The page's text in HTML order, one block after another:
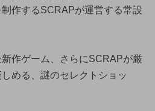
制作するSCRAPが運営する常設
作ゲーム、さらにSCRAPが厳
める、謎のセレクトショッ